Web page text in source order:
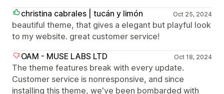
christina cabrales | tucán y limón
Oct 25, 2024
beautiful theme, that gives a elegant but playful look
to my website. great customer service!
OAM - MUSE LABS LTD
Oct 18, 2024
The theme features break with every update.
Customer service is nonresponsive, and since
installing this theme, we've been bombarded with